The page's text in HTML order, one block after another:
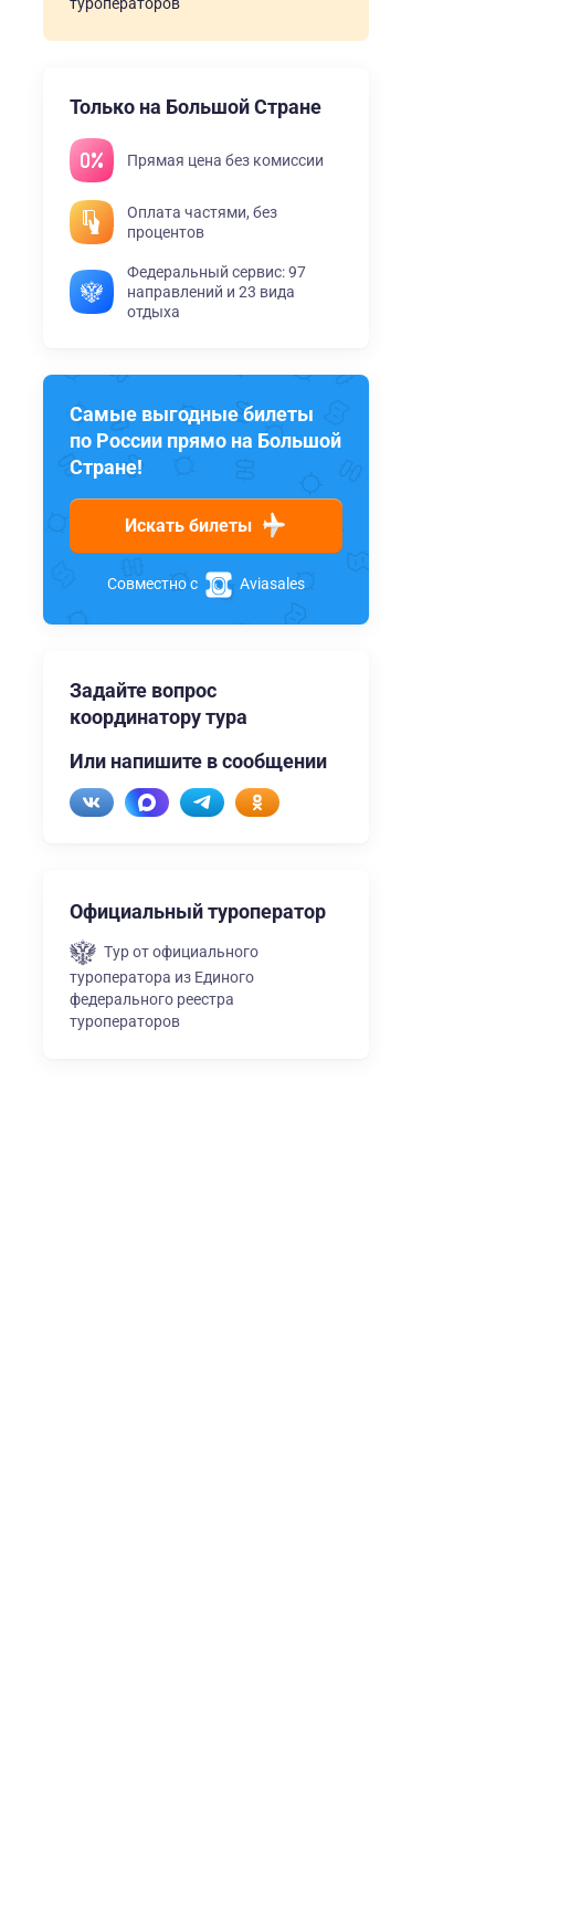
Только на Большой Стране
Прямая цена без комиссии
Оплата частями, без
процентов
Федеральный сервис: 97
направлений и 23 вида
отдыха
Самые выгодные билеты
по России прямо на Большой
Стране!
Искать билеты
Совместно с Aviasales
Задайте вопрос
координатору тура
Или напишите в сообщении
Официальный туроператор
Тур от официального
туроператора из Единого
федерального реестра
туроператоров